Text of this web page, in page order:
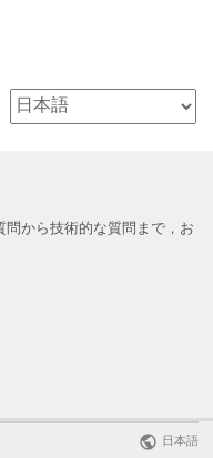
から技術的な質問まで，お
日本語